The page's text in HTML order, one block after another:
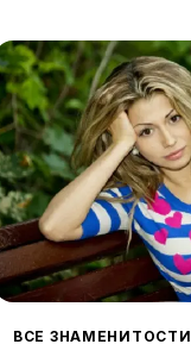
ВСЕ ЗНАМЕНИТОСТИ